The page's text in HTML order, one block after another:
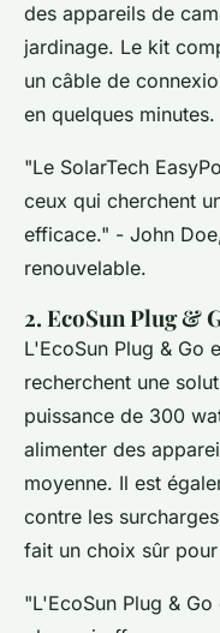
des appareils de
jardinage. Le kit
un câble de
en quelques minutes.
"Le SolarTech
ceux qui cherchent
efficace." - John
renouvelable.
2. EcoSun Plug &
L'EcoSun Plug & Go
recherchent une
puissance de 300
alimenter des
moyenne. Il est
contre les
fait un choix sûr
"L'EcoSun Plug &